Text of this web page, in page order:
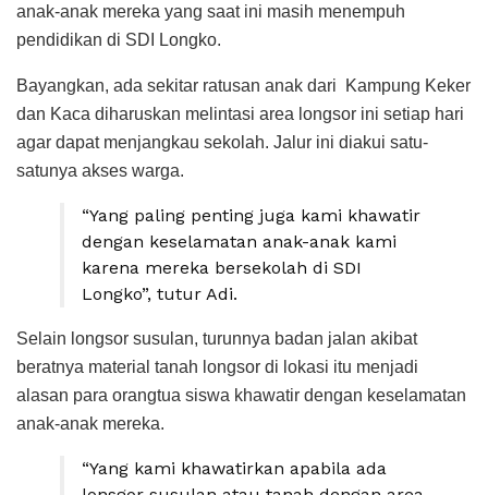
anak-anak mereka yang saat ini masih menempuh
pendidikan di SDI Longko.
Bayangkan, ada sekitar ratusan anak dari Kampung Keker
dan Kaca diharuskan melintasi area longsor ini setiap hari
agar dapat menjangkau sekolah. Jalur ini diakui satu-
satunya akses warga.
“Yang paling penting juga kami khawatir
dengan keselamatan anak-anak kami
karena mereka bersekolah di SDI
Longko”, tutur Adi.
Selain longsor susulan, turunnya badan jalan akibat
beratnya material tanah longsor di lokasi itu menjadi
alasan para orangtua siswa khawatir dengan keselamatan
anak-anak mereka.
“Yang kami khawatirkan apabila ada